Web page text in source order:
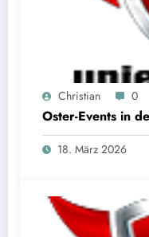
Christian 0
Oster-Events in
18. März 2026